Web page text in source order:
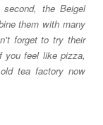
the Beigel
them with many
forget to try their
you feel like pizza,
tea factory now